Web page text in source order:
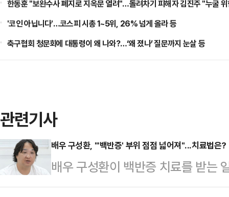
한동훈 "보완수사 폐지로 지옥문 열려"…돌려차기 피해자 김진주 "누굴
'코인 아닙니다'…코스피 시총 1~5위, 26% 넘게 올라 등
축구협회 청문회에 대통령이 왜 나와?…‘왜 졌나’ 질문까지 눈살 등
관련기사
배우 구성환, "'백반증' 부위 점점 넓어져"...치료법은
배우 구성환이 백반증 치료를 받는
로그램 '나 혼자 산다'에 출연한 구